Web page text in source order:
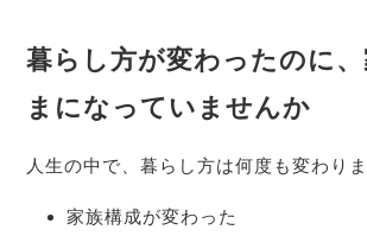
暮らし方が変わったのに
まになっていませんか
人生の中で、暮らし方は何度も変わりま
家族構成が変わった